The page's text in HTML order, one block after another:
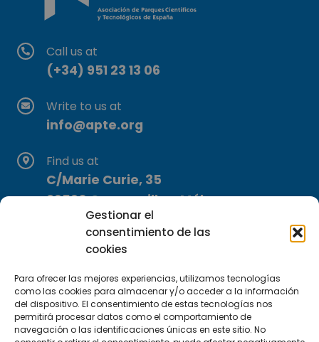
Gestionar el
consentimiento de las
cookies
Para ofrecer las mejores experiencias, utilizamos tecnologías
como las cookies para almacenar y/o acceder a la información
del dispositivo. El consentimiento de estas tecnologías nos
permitirá procesar datos como el comportamiento de
navegación o las identificaciones únicas en este sitio. No
Call us at
(+34) 951 23 13 06
Write to us at
info@apte.org
Find us at
C/Marie Curie, 35
29590 Campanillas, Málaga
Subscribe to our Newsletter